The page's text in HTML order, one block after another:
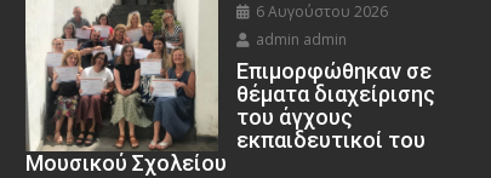
6 Αυγούστου 2026
admin admin
Eπιμορφώθηκαν σε
θέματα διαχείρισης
του άγχους
εκπαιδευτικοί του
Μουσικού Σχολείου